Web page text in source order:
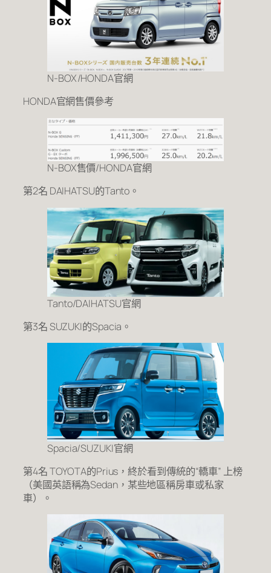
N-BOX/HONDA官網
HONDA官網售價參考
N-BOX售價/HONDA官網
第2名 DAIHATSU的Tanto。
Tanto/DAIHATSU官網
第3名 SUZUKI的Spacia。
Spacia/SUZUKI官網
第4名 TOYOTA的Prius，終於看到傳統的“轎車” 上榜
（美國英語稱為Sedan，某些地區稱房車或私家
車）。